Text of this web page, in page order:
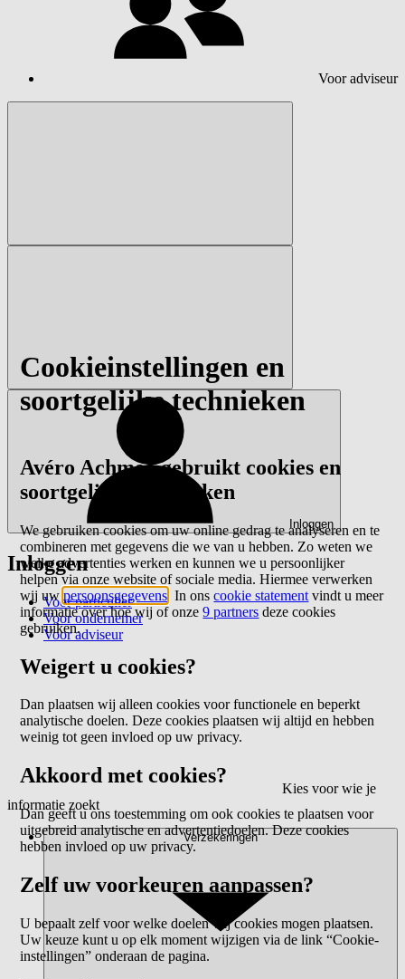
Voor adviseur
Inloggen
Inloggen
Voor particulier
Voor ondernemer
Voor adviseur
Kies voor wie je
informatie zoekt
Verzekeringen
Cookieinstellingen en
soortgelijke technieken
Avéro Achmea gebruikt cookies en
soortgelijke technieken
We gebruiken cookies om uw online gedrag te analyseren en te
combineren met gegevens die we van u hebben. Zo weten we
welke advertenties werken en kunnen we u persoonlijker
helpen via onze website of sociale media. Hiermee verwerken
wij uwpersoonsgegevens . In onscookie statement vindt u meer
informatie over hoe wij of onze9 partners deze cookies
gebruiken.
Weigert u cookies?
Dan plaatsen wij alleen cookies voor functionele en beperkt
analytische doelen. Deze cookies plaatsen wij altijd en hebben
weinig tot geen invloed op uw privacy.
Akkoord met cookies?
Dan geeft u ons toestemming om ook cookies te plaatsen voor
uitgebreid analytische en advertentiedoelen. Deze cookies
hebben invloed op uw privacy.
Zelf uw voorkeuren aanpassen?
U bepaalt zelf voor welke doelen wij cookies mogen plaatsen.
Uw keuze kunt u op elk moment wijzigen via de link “Cookie-
instellingen” onderaan de pagina.